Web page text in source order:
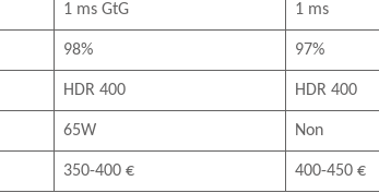
1 ms GtG 1 ms
98% 97%
HDR 400 HDR 400
65W Non
350-400 € 400-450 €